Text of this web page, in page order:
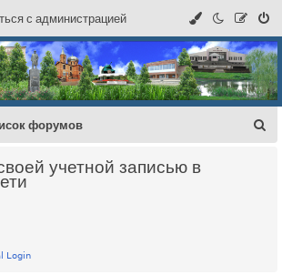
ться с администрацией
форумов
учетной записью в